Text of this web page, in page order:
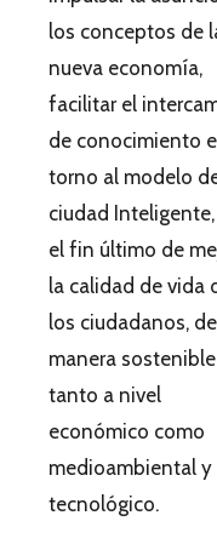
los conceptos de
nueva economía,
facilitar el
de conocimiento
torno al modelo
ciudad
el fin último de
la calidad de vida
los ciudadanos, de
manera sostenible
tanto a nivel
económico como
medioambiental y
tecnológico.